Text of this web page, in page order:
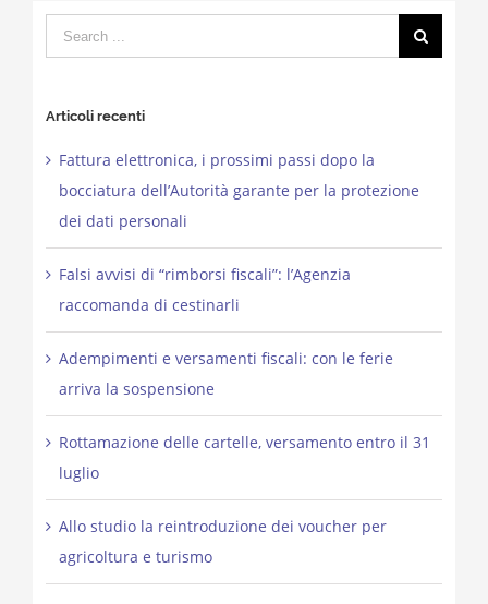
Search
for:
Articoli recenti
Fattura elettronica, i prossimi passi dopo la
bocciatura dell’Autorità garante per la protezione
dei dati personali
Falsi avvisi di “rimborsi fiscali”: l’Agenzia
raccomanda di cestinarli
Adempimenti e versamenti fiscali: con le ferie
arriva la sospensione
Rottamazione delle cartelle, versamento entro il 31
luglio
Allo studio la reintroduzione dei voucher per
agricoltura e turismo